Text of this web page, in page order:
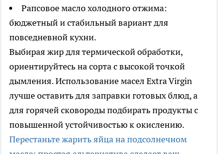
Рапсовое масло холодного отжима:
бюджетный и стабильный вариант для
повседневной кухни.
Выбирая жир для термической обработки,
ориентируйтесь на сорта с высокой точкой
дымления. Использование масел Extra Virgin
лучше оставить для заправки готовых блюд, а
для горячей сковороды подбирать продукты с
повышенной устойчивостью к окислению.
Перестаньте жарить яйца на подсолнечном